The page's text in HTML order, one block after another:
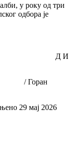
у року од три
одбора је
29 мај 2026